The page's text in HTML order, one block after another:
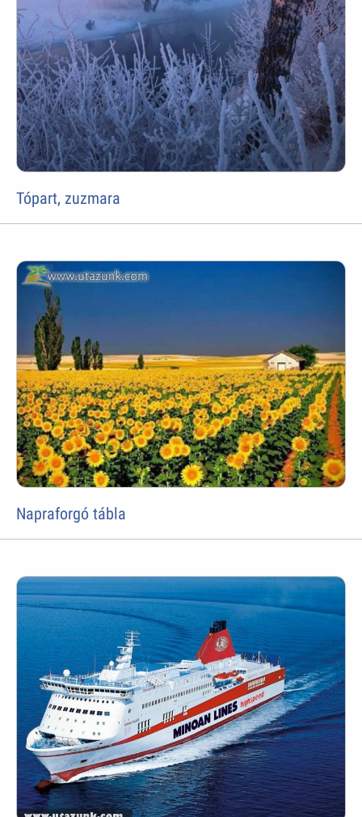
Tópart, zuzmara
Napraforgó tábla